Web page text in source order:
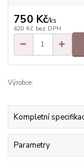
750 Kč/ks
620 Kč bez DPH
Výrobce:
Kompletní
Parametry